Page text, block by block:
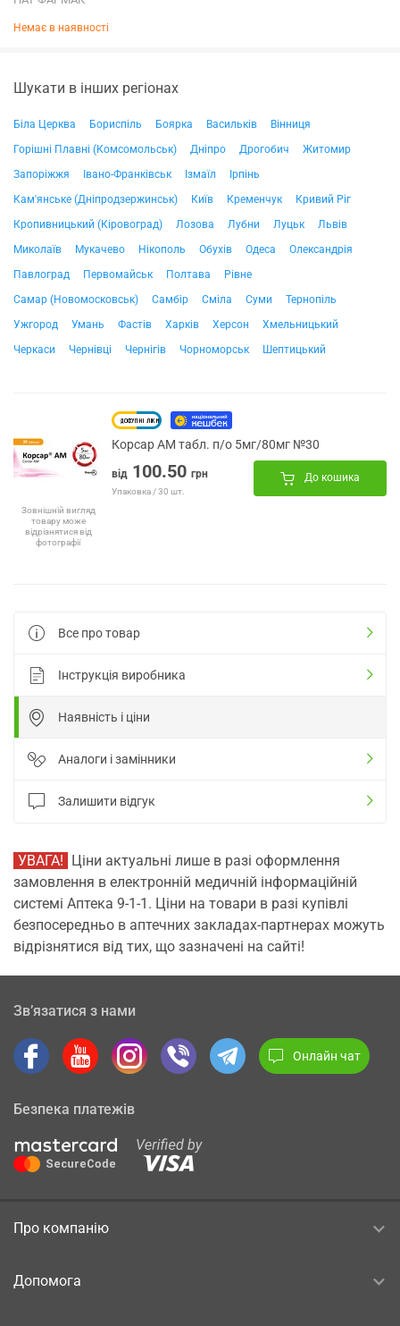
Немає в наявності
Шукати в інших регіонах
Біла Церква Бориспіль Боярка Васильків
Вінниця
Горішні Плавні (Комсомольськ)
Дніпро Дрогобич
Житомир
Запоріжжя
Івано-Франківськ Ізмаїл
Ірпінь
Кам'янське (Дніпродзержинськ)
Київ Кременчук
Кривий Ріг
Кропивницький (Кіровоград)
Лозова Лубни Луцьк
Львів
Миколаїв
Мукачево Нікополь Обухів Одеса
Олександрія
Павлоград
Первомайськ Полтава
Рівне
Самар (Новомосковськ)
Самбір Сміла Суми
Тернопіль
Ужгород
Умань Фастів Харків Херсон
Хмельницький
Черкаси
Чернівці Чернігів Чорноморськ Шептицький
Зовнішній вигляд
товару може
відрізнятися від
фотографії
Корсар АМ табл. п/о 5мг/80мг №30
від 100.50 грн
Упаковка / 30 шт.
До кошика
Все про товар
Інструкція виробника
Наявність і ціни
Аналоги і замінники
Залишити відгук
УВАГА! Ціни актуальні лише в разі оформлення
замовлення в електронній медичній інформаційній
системі Аптека 9-1-1. Ціни на товари в разі купівлі
безпосередньо в аптечних закладах-партнерах можуть
відрізнятися від тих, що зазначені на сайті!
Зв’язатися з нами
Онлайн чат
Безпека платежів
Про компанію
Допомога